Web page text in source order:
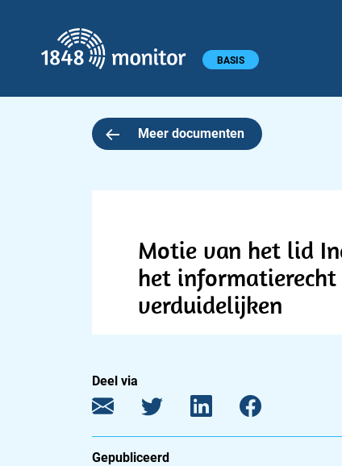
Hoofdmenu BASIS
Meer documenten
Motie van het lid
het informatierecht
verduidelijken
Deel via
Gepubliceerd